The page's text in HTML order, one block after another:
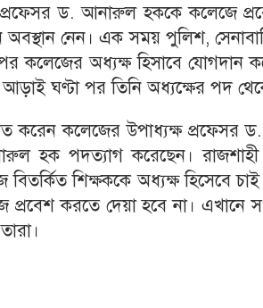
প্রফেসর ড. আনারুল হককে কলেজে
অবস্থান নেন। এক সময় পুলিশ,
কলেজের অধ্যক্ষ হিসাবে যোগদান
ঘণ্টা পর তিনি অধ্যক্ষের পদ
করেন কলেজের উপাধ্যক্ষ প্রফেসর
হক পদত্যাগ করেছেন। রাজশাহী
বিতর্কিত শিক্ষককে অধ্যক্ষ হিসেবে
করতে দেয়া হবে না। এখানে